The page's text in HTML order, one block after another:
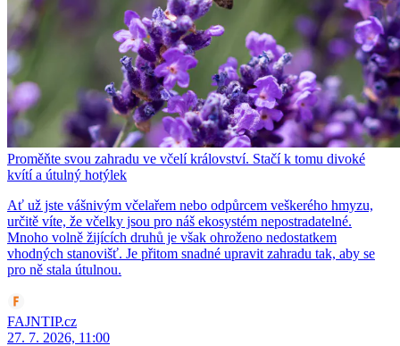
Proměňte svou zahradu ve včelí království. Stačí k tomu divoké
kvítí a útulný hotýlek
Ať už jste vášnivým včelařem nebo odpůrcem veškerého hmyzu,
určitě víte, že včelky jsou pro náš ekosystém nepostradatelné.
Mnoho volně žijících druhů je však ohroženo nedostatkem
vhodných stanovišť. Je přitom snadné upravit zahradu tak, aby se
pro ně stala útulnou.
FAJNTIP.cz
27. 7. 2026, 11:00